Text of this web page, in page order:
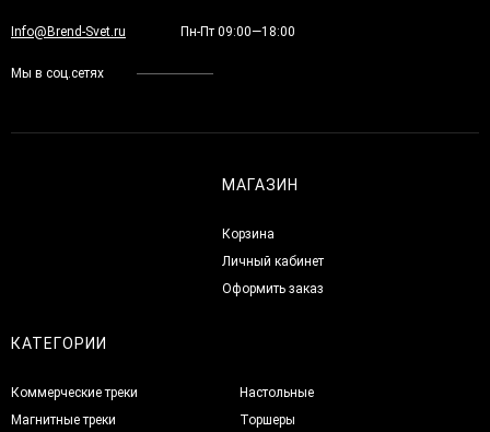
Info@Brend-Svet.ru Пн-Пт 09:00—18:00
Мы в соц.сетях
МАГАЗИН
Корзина
Личный кабинет
Оформить заказ
КАТЕГОРИИ
Коммерческие треки
Магнитные треки
Настольные
Торшеры